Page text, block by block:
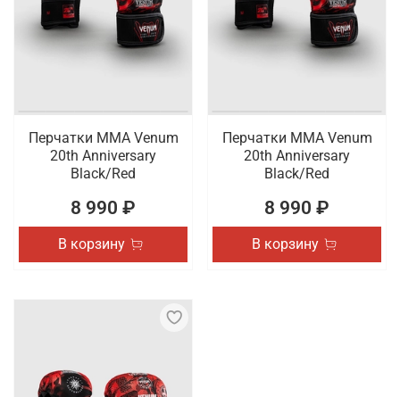
Перчатки ММА Venum
20th Anniversary
Black/Red
8 990 ₽
В корзину
Перчатки ММА Venum
20th Anniversary
Black/Red
8 990 ₽
В корзину